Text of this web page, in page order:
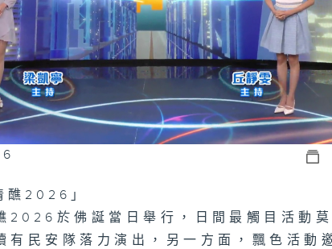
1073集 屋邨籃
場如何成為青年
夢想舞台？
第1072集 舒緩
醮2026」
2026於佛誕當日舉行，日間最觸目活動
有民安隊落力演出，另一方面，飄色活動